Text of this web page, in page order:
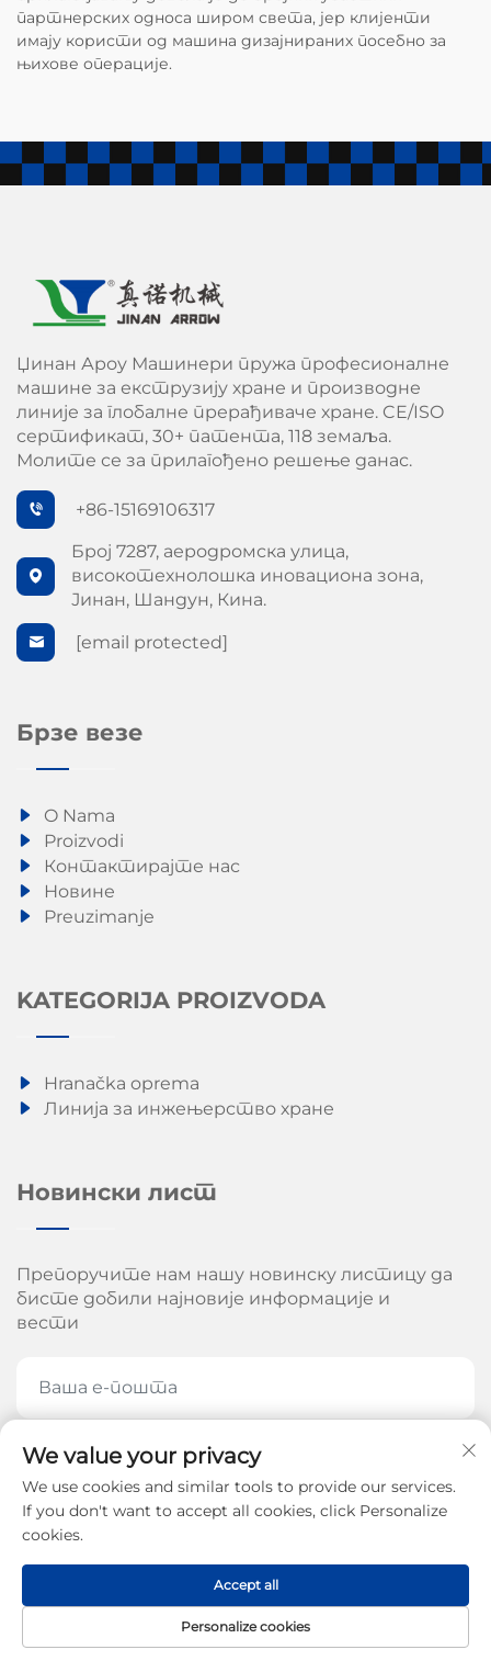
партнерских односа широм света, јер клијенти
имају користи од машина дизајнираних посебно за
њихове операције.
Џинан Ароу Машинери пружа професионалне
машине за екструзију хране и производне
линије за глобалне прерађиваче хране. CE/ISO
сертификат, 30+ патента, 118 земаља.
Молите се за прилагођено решење данас.
+86-15169106317
Број 7287, аеродромска улица,
високотехнолошка иновациона зона,
Јинан, Шандун, Кина.
[email protected]
Брзе везе
O Nama
Proizvodi
Контактирајте нас
Новине
Preuzimanje
KATEGORIJA PROIZVODA
Hranačka oprema
Линија за инжењерство хране
Новински лист
Препоручите нам нашу новинску листицу да
бисте добили најновије информације и
вести
ПРЕПОРУЧИТЕ СЕ САДА
Ауторско право © 2026 од стране Цхинан Ароу
Машинери Цо, Лтд. - Политике приватности
We value your privacy
We use cookies and similar tools to provide our services.
If you don't want to accept all cookies, click Personalize
cookies.
Personalize cookies
Accept all